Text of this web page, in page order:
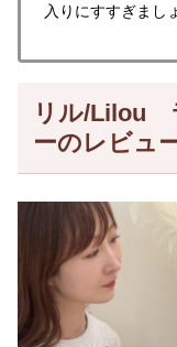
入りにすすぎまし
リル/Lilou
ーのレビュ